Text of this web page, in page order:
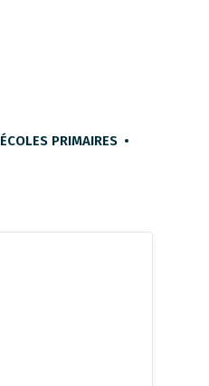
ÉCOLES PRIMAIRES